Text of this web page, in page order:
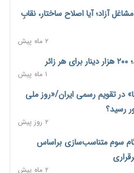
شدن مستأجران
به راهبرد تأمین کالاهای
۱ روز پیش
و هزینه معیشت هر روز عمیق‌تر
۱ روز پیش
پردرآمد مشمول پرداخت
۲ روز پیش
آزاد؛ آیا اصلاح ساختار، نقابِ
۲ ماه پیش
۱ ماه پیش
در تقویم رسمی ایران/«روز ملی
رسید؟
۲ روز پیش
سوم متناسب‌سازی براساس
۲ ماه پیش